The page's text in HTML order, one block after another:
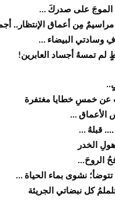
الموجَ على صدركَ ...
مِن أعماق الإنتظار..
وسادتي البيضاء ...
لم تمسهُ أجساد العابرين!
..
عن خمسِ خطايا مغتفرة
الأعماق ...
قبلهُ ...
الخدر
الروحَ...
نشوى بماء الحياة ...
كل نبضاتي الجريئة